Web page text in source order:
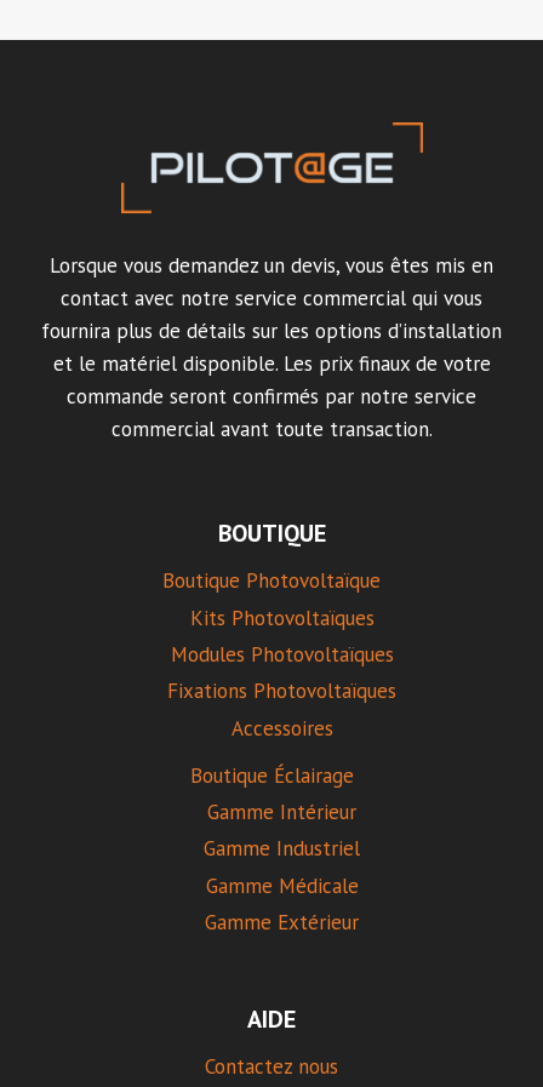
Lorsque vous demandez un devis, vous êtes mis en
contact avec notre service commercial qui vous
fournira plus de détails sur les options d’installation
et le matériel disponible. Les prix finaux de votre
commande seront confirmés par notre service
commercial avant toute transaction.
BOUTIQUE
Boutique Photovoltaïque
Kits Photovoltaïques
Modules Photovoltaïques
Fixations Photovoltaïques
Accessoires
Boutique Éclairage
Gamme Intérieur
Gamme Industriel
Gamme Médicale
Gamme Extérieur
AIDE
Contactez nous